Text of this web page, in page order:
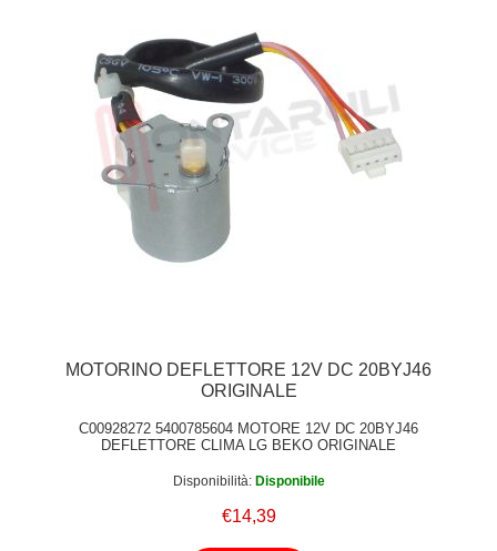
MOTORINO DEFLETTORE 12V DC 20BYJ46
ORIGINALE
C00928272 5400785604 MOTORE 12V DC 20BYJ46
DEFLETTORE CLIMA LG BEKO ORIGINALE
Disponibilità: Disponibile
€14,39